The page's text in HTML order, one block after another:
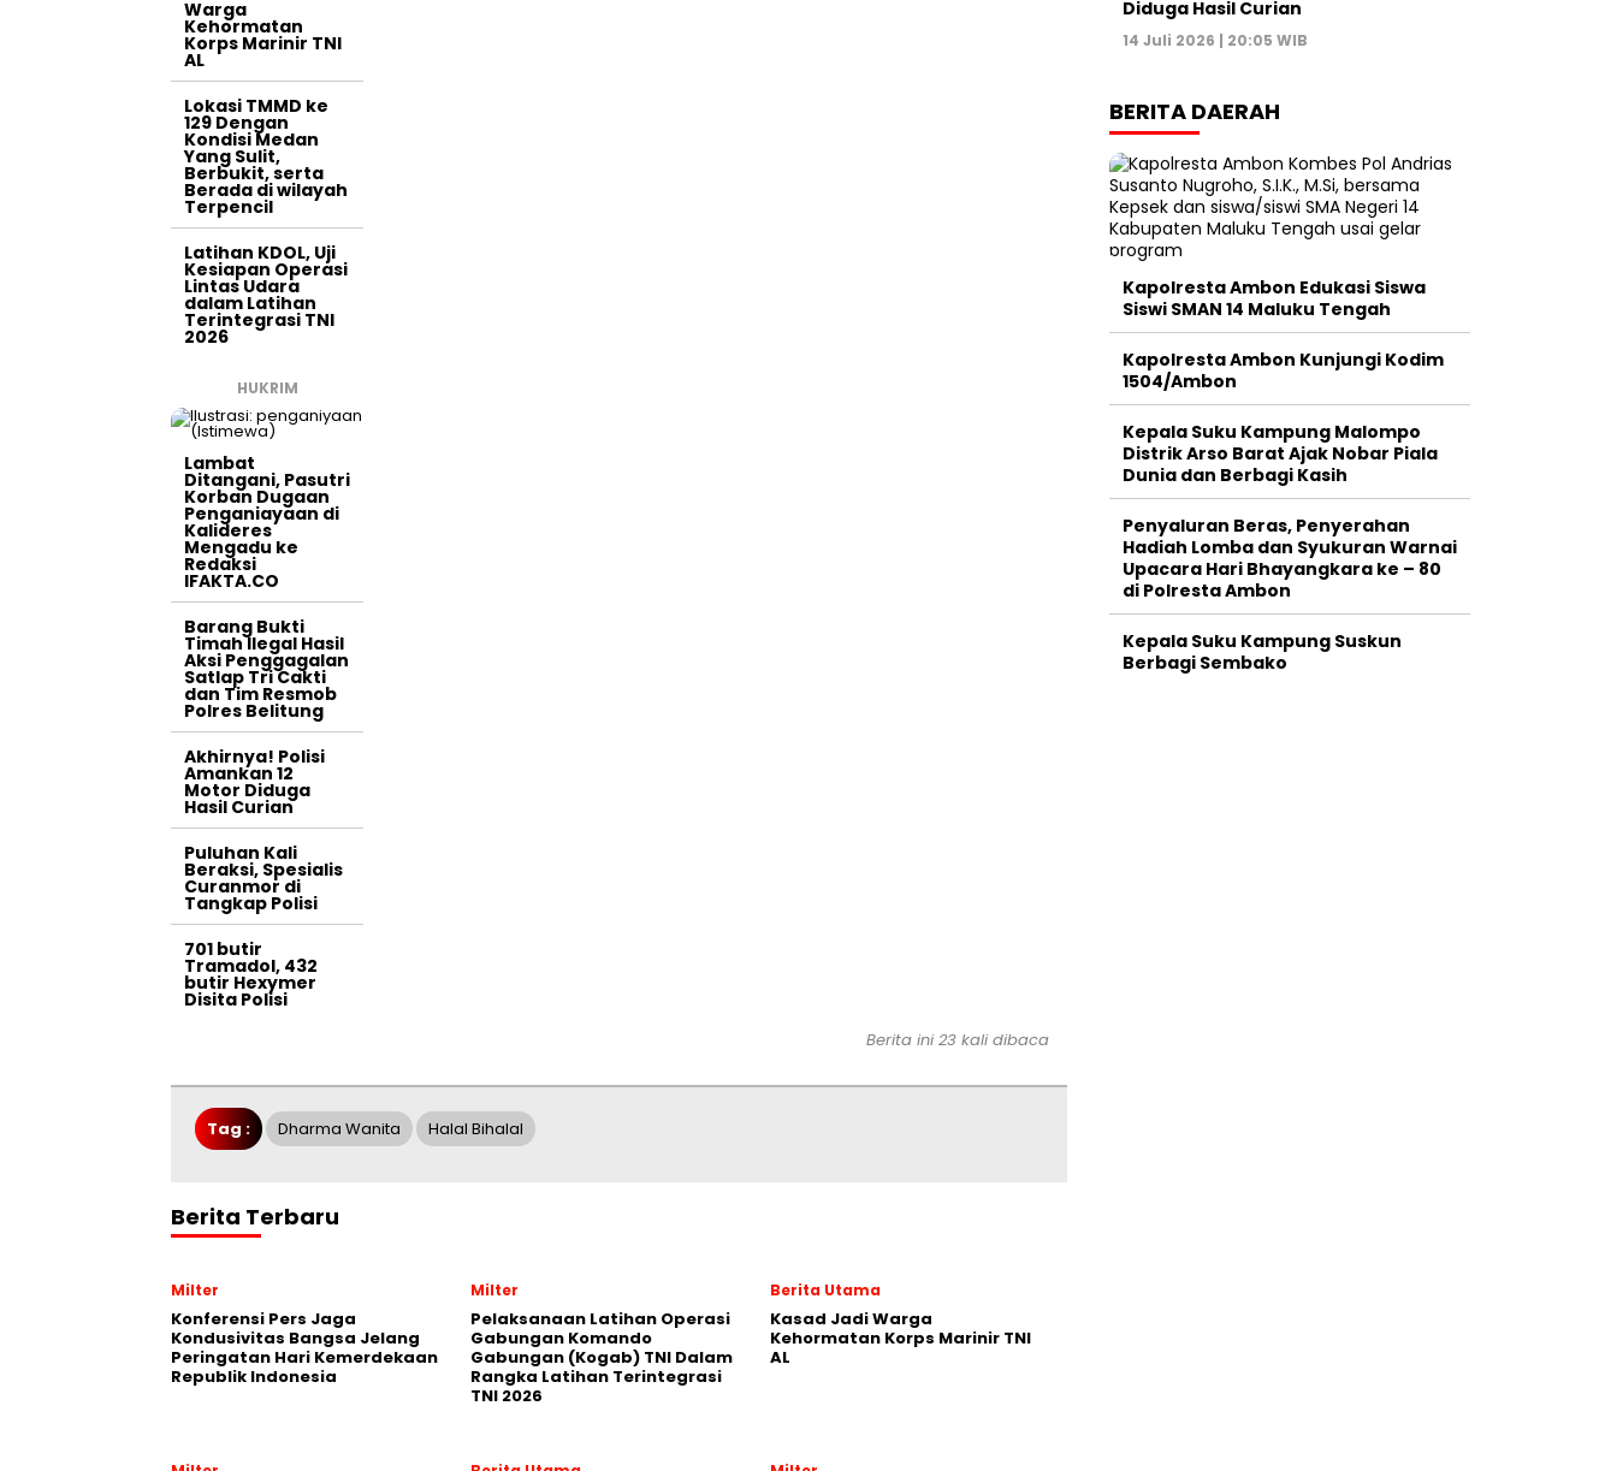
Warga
Kehormatan
Korps Marinir TNI
AL
Lokasi TMMD ke
129 Dengan
Kondisi Medan
Yang Sulit,
Berbukit, serta
Berada di wilayah
Terpencil
Latihan KDOL, Uji
Kesiapan Operasi
Lintas Udara
dalam Latihan
Terintegrasi TNI
2026
HUKRIM
Lambat
Ditangani, Pasutri
Korban Dugaan
Penganiayaan di
Kalideres
Mengadu ke
Redaksi
IFAKTA.CO
Barang Bukti
Timah Ilegal Hasil
Aksi Penggagalan
Satlap Tri Cakti
dan Tim Resmob
Polres Belitung
Akhirnya! Polisi
Amankan 12
Motor Diduga
Hasil Curian
Puluhan Kali
Beraksi, Spesialis
Curanmor di
Tangkap Polisi
701 butir
Tramadol, 432
butir Hexymer
Disita Polisi
Berita ini 23 kali dibaca
Tag : Dharma Wanita Halal Bihalal
Berita Terbaru
Milter
Konferensi Pers Jaga
Kondusivitas Bangsa Jelang
Peringatan Hari Kemerdekaan
Republik Indonesia
Milter
Pelaksanaan Latihan Operasi
Gabungan Komando
Gabungan (Kogab) TNI Dalam
Rangka Latihan Terintegrasi
TNI 2026
Berita Utama
Kasad Jadi Warga
Kehormatan Korps Marinir TNI
AL
Diduga Hasil Curian
14 Juli 2026 | 20:05 WIB
BERITA DAERAH
Kapolresta Ambon Edukasi Siswa
Siswi SMAN 14 Maluku Tengah
Kapolresta Ambon Kunjungi Kodim
1504/Ambon
Kepala Suku Kampung Malompo
Distrik Arso Barat Ajak Nobar Piala
Dunia dan Berbagi Kasih
Penyaluran Beras, Penyerahan
Hadiah Lomba dan Syukuran Warnai
Upacara Hari Bhayangkara ke – 80
di Polresta Ambon
Kepala Suku Kampung Suskun
Berbagi Sembako